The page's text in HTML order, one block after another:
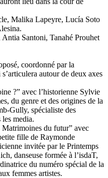
Malika Lapeyre, Lucía Soto
Santoni, Tanahé Prouhet
coordonné par la
autour de deux axes
?” avec l’historienne Sylvie
du genre et des origines de la
Gully, spécialiste des
les media.
du futur” avec
fille de Raymonde
invitée par le Printemps
danseuse formée à l’isdaT,
du numéro spécial de la
femmes artistes.